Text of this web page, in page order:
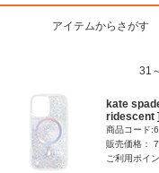
アイテムからさがす
31
kate
ridescent ]
商品コード
販売価格：
ご利用ポイ